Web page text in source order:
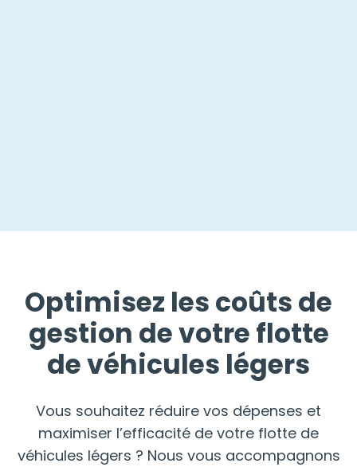
Optimisez les coûts de
gestion de votre flotte
de véhicules légers
Vous souhaitez réduire vos dépenses et
maximiser l’efficacité de votre flotte de
véhicules légers ? Nous vous accompagnons